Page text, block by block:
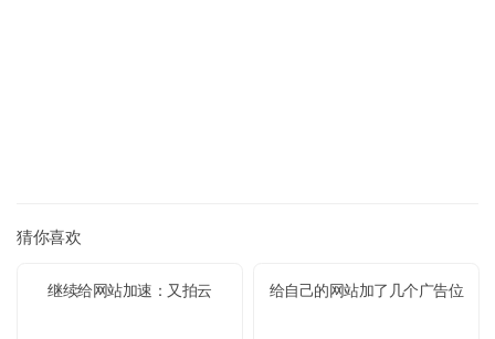
猜你喜欢
继续给网站加速：又拍云 给自己的网站加了几个广告位